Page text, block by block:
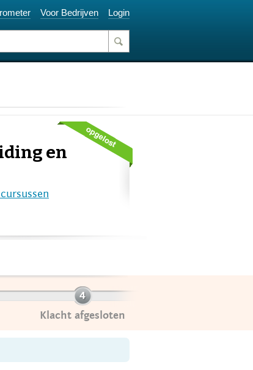
Voor Bedrijven Login
en
Klacht afgesloten